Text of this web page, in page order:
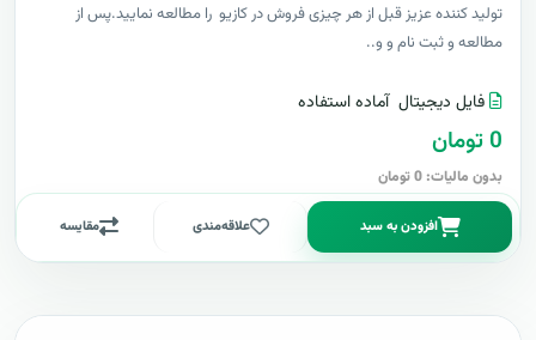
توليد کننده عزيز قبل از هر چیزی فروش در کازیو را مطالعه نمایید.پس از
مطالعه و ثبت نام و و..
فایل دیجیتال آماده استفاده
0 تومان
بدون مالیات: 0 تومان
افزودن به سبد علاقه‌مندی مقایسه